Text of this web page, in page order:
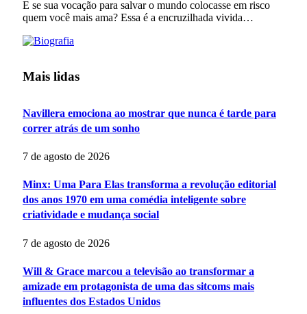
E se sua vocação para salvar o mundo colocasse em risco
quem você mais ama? Essa é a encruzilhada vivida…
Mais lidas
Navillera emociona ao mostrar que nunca é tarde para
correr atrás de um sonho
7 de agosto de 2026
Minx: Uma Para Elas transforma a revolução editorial
dos anos 1970 em uma comédia inteligente sobre
criatividade e mudança social
7 de agosto de 2026
Will & Grace marcou a televisão ao transformar a
amizade em protagonista de uma das sitcoms mais
influentes dos Estados Unidos